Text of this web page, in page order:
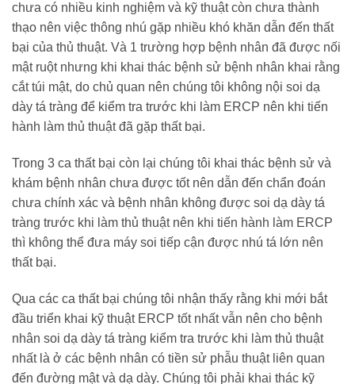
chưa có nhiều kinh nghiệm và kỹ thuật còn chưa thành
thạo nên việc thông nhú gặp nhiều khó khăn dẫn đến thất
bại của thủ thuật. Và 1 trường hợp bệnh nhân đã được nối
mật ruột nhưng khi khai thác bệnh sử bệnh nhân khai rằng
cắt túi mật, do chủ quan nên chúng tôi không nội soi dạ
dày tá tràng để kiểm tra trước khi làm ERCP nên khi tiến
hành làm thủ thuật đã gặp thất bại.
Trong 3 ca thất bại còn lại chúng tôi khai thác bệnh sử và
khám bệnh nhân chưa được tốt nên dẫn đến chẩn đoán
chưa chính xác và bệnh nhân không được soi dạ dày tá
tràng trước khi làm thủ thuật nên khi tiến hành làm ERCP
thì không thể đưa máy soi tiếp cận được nhú tá lớn nên
thất bại.
Qua các ca thất bại chúng tôi nhận thấy rằng khi mới bắt
đầu triển khai kỹ thuật ERCP tốt nhất vẫn nên cho bệnh
nhân soi dạ dày tá tràng kiểm tra trước khi làm thủ thuật
nhất là ở các bệnh nhân có tiền sử phẫu thuật liên quan
đến đường mật và dạ dày. Chúng tôi phải khai thác kỹ